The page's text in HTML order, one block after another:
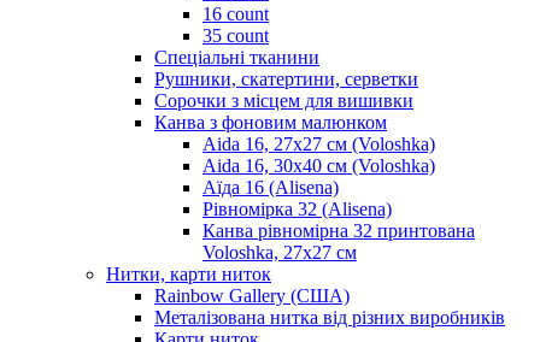
16 count
35 count
Спеціальні тканини
Рушники, скатертини, серветки
Сорочки з місцем для вишивки
Канва з фоновим малюнком
Aida 16, 27х27 см (Voloshka)
Aida 16, 30х40 см (Voloshka)
Аїда 16 (Alisena)
Рівномірка 32 (Alisena)
Канва рівномірна 32 принтована
Voloshka, 27х27 см
Нитки, карти ниток
Rainbow Gallery (США)
Металізована нитка від різних виробників